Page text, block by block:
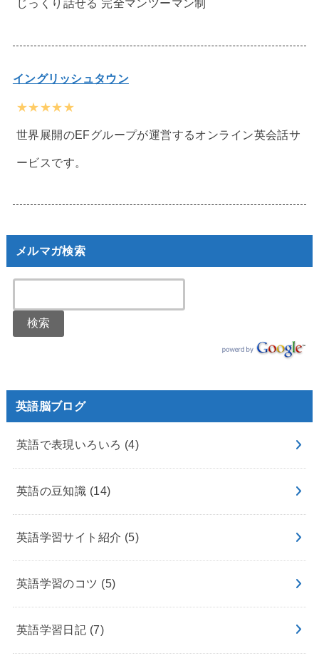
じっくり話せる 完全マンツーマン制
イングリッシュタウン
★★★★★
世界展開のEFグループが運営するオンライン英会話サ
ービスです。
メルマガ検索
英語脳ブログ
英語で表現いろいろ (4)
英語の豆知識 (14)
英語学習サイト紹介 (5)
英語学習のコツ (5)
英語学習日記 (7)